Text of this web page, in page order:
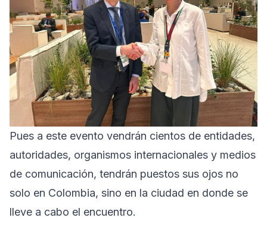
Pues a este evento vendrán cientos de entidades,
autoridades, organismos internacionales y medios
de comunicación, tendrán puestos sus ojos no
solo en Colombia, sino en la ciudad en donde se
lleve a cabo el encuentro.